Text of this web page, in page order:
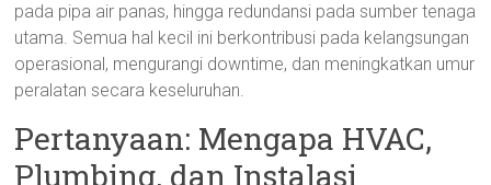
pada pipa air panas, hingga redundansi pada sumber tenaga
utama. Semua hal kecil ini berkontribusi pada kelangsungan
operasional, mengurangi downtime, dan meningkatkan umur
peralatan secara keseluruhan.
Pertanyaan: Mengapa HVAC,
Plumbing, dan Instalasi